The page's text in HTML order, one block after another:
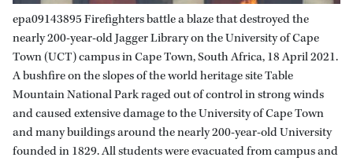
epa09143895 Firefighters battle a blaze that destroyed the
nearly 200-year-old Jagger Library on the University of Cape
Town (UCT) campus in Cape Town, South Africa, 18 April 2021.
A bushfire on the slopes of the world heritage site Table
Mountain National Park raged out of control in strong winds
and caused extensive damage to the University of Cape Town
and many buildings around the nearly 200-year-old University
founded in 1829. All students were evacuated from campus and